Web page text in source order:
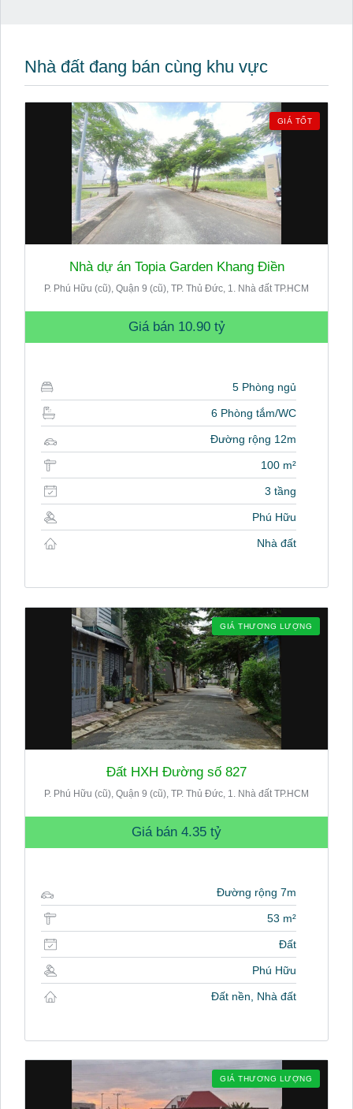
Nhà đất đang bán cùng khu vực
GIÁ TỐT
Nhà dự án Topia Garden Khang Điền
P. Phú Hữu (cũ), Quận 9 (cũ), TP. Thủ Đức, 1. Nhà đất TP.HCM
Giá bán 10.90 tỷ
5 Phòng ngủ
6 Phòng tắm/WC
Đường rộng 12m
100 m²
3 tầng
Phú Hữu
Nhà đất
GIÁ THƯƠNG LƯỢNG
Đất HXH Đường số 827
P. Phú Hữu (cũ), Quận 9 (cũ), TP. Thủ Đức, 1. Nhà đất TP.HCM
Giá bán 4.35 tỷ
Đường rộng 7m
53 m²
Đất
Phú Hữu
Đất nền, Nhà đất
GIÁ THƯƠNG LƯỢNG